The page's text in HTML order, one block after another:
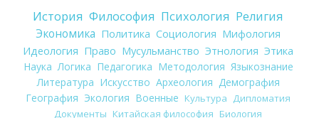
История Философия Психология Религия
Экономика Политика Социология Мифология
Идеология Право Мусульманство Этнология Этика
Наука Логика Педагогика Методология Языкознание
Литература Искусство Археология Демография
География Экология Военные Культура
Дипломатия
Документы Китайская философия Биология